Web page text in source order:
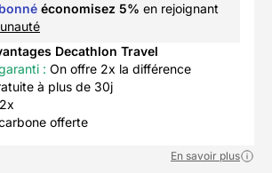
économisez 5% en rejoignant
Decathlon Travel
: On offre 2x la différence
à plus de 30j
offerte
En savoir plus